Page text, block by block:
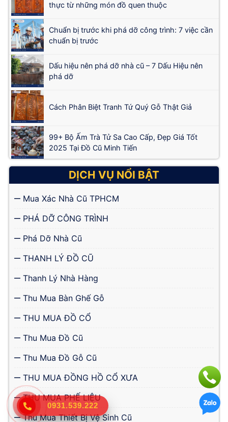
thực từ những món đồ quen thuộc
Chuẩn bị trước khi phá dỡ công trình: 7 việc cần
chuẩn bị trước
Dấu hiệu nên phá dỡ nhà cũ – 7 Dấu Hiệu nên
phá dỡ
Cách Phân Biệt Tranh Tứ Quý Gỗ Thật Giả
99+ Bộ Ấm Trà Tử Sa Cao Cấp, Đẹp Giá Tốt
2025 Tại Đồ Cũ Minh Tiến
DỊCH VỤ NỔI BẬT
Mua Xác Nhà Cũ TPHCM
PHÁ DỠ CÔNG TRÌNH
Phá Dỡ Nhà Cũ
THANH LÝ ĐỒ CŨ
Thanh Lý Nhà Hàng
Thu Mua Bàn Ghế Gỗ
THU MUA ĐỒ CỔ
Thu Mua Đồ Cũ
Thu Mua Đồ Gỗ Cũ
THU MUA ĐỒNG HỒ CỔ XƯA
THU MUA PHẾ LIỆU
Thu Mua Thiết Bị Vệ Sinh Cũ
0931.539.222